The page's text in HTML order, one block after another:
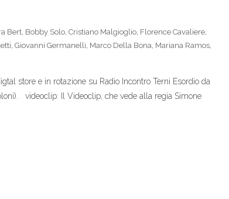
Bert, Bobby Solo, Cristiano Malgioglio, Florence Cavaliere,
, Giovanni Germanelli, Marco Della Bona, Mariana Ramos,
store e in rotazione su Radio Incontro Terni Esordio da
videoclip: Il Videoclip, che vede alla regia Simone